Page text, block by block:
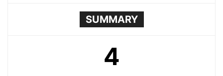
SUMMARY
4